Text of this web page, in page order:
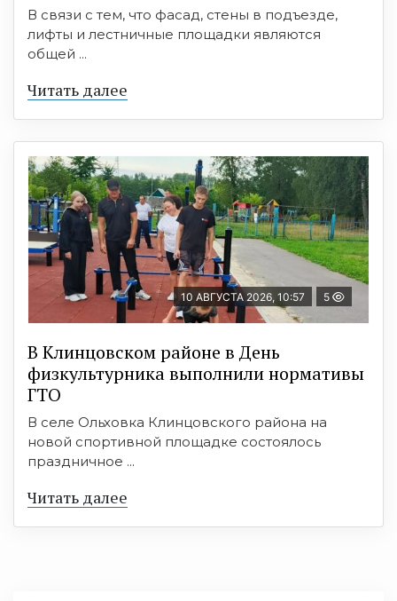
В связи с тем, что фасад, стены в подъезде,
лифты и лестничные площадки являются
общей ...
Читать далее
10 АВГУСТА 2026, 10:57 5
В Клинцовском районе в День
физкультурника выполнили нормативы
ГТО
В селе Ольховка Клинцовского района на
новой спортивной площадке состоялось
праздничное ...
Читать далее